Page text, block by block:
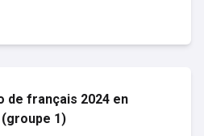
de français 2024 en
1)